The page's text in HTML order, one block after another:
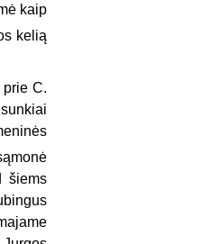
kaip
kelią
prie C.
šiems